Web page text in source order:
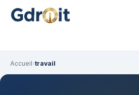
Accueil›travail